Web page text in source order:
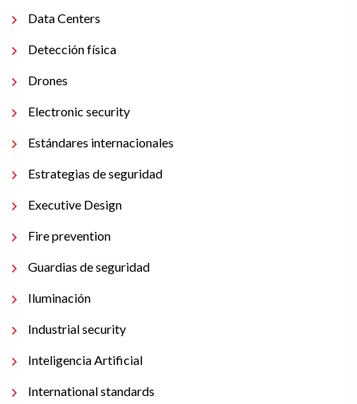
Data Centers
Detección física
Drones
Electronic security
Estándares internacionales
Estrategias de seguridad
Executive Design
Fire prevention
Guardias de seguridad
Iluminación
Industrial security
Inteligencia Artificial
International standards